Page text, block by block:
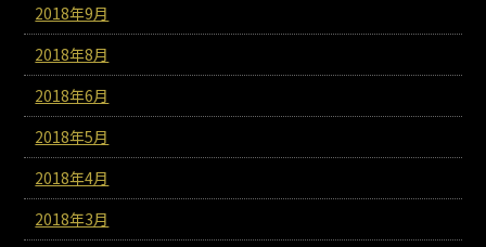
2018年9月
2018年8月
2018年6月
2018年5月
2018年4月
2018年3月